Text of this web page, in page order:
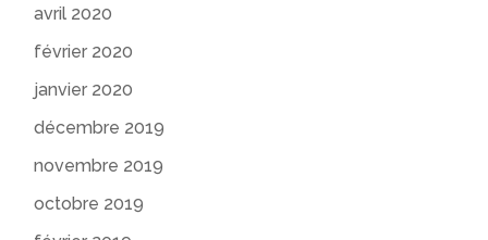
avril 2020
février 2020
janvier 2020
décembre 2019
novembre 2019
octobre 2019